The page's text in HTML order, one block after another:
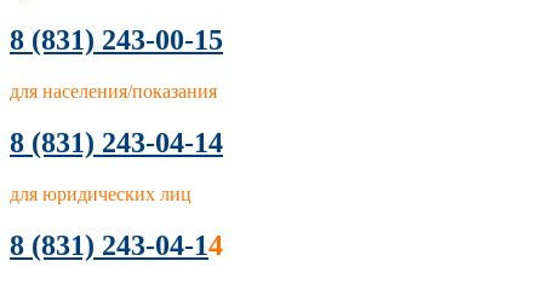
8 (831) 243-00-15
для населения/показания
8 (831) 243-04-14
для юридических лиц
8 (831) 243-04-14